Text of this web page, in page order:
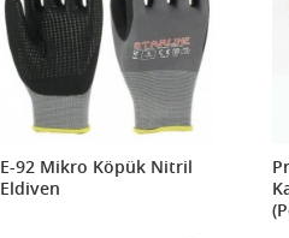
E-92 Mikro Köpük Nitril
Eldiven